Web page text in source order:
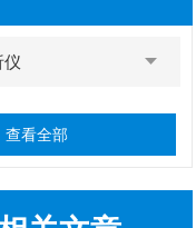
仪
查看全部